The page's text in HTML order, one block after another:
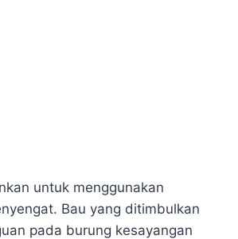
untuk menggunakan
Bau yang ditimbulkan
pada burung kesayangan